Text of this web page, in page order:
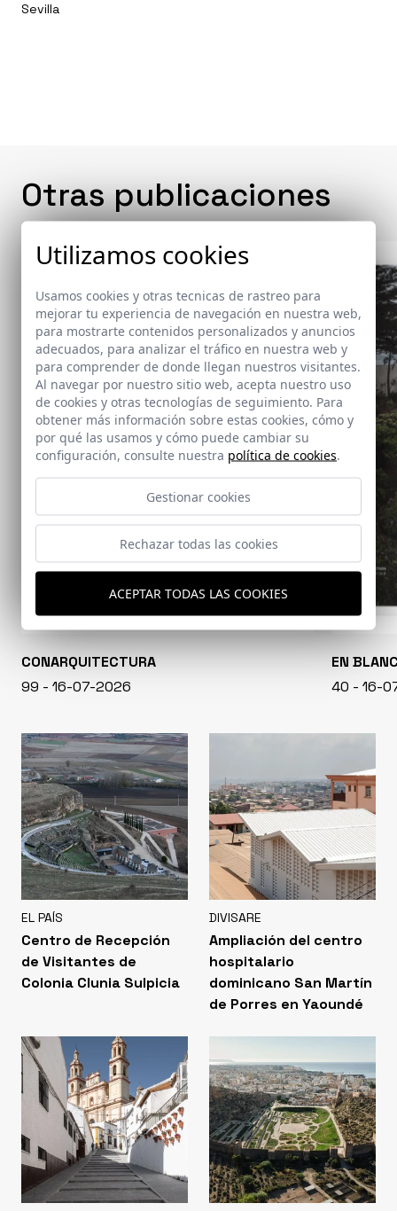
Sevilla
Otras publicaciones
CONARQUITECTURA
99 - 16-07-2026
EN
40 - 16-
EL PAÍS
Centro de Recepción
de Visitantes de
Colonia Clunia Sulpicia
DIVISARE
Ampliación del centro
hospitalario
dominicano San Martín
de Porres en Yaoundé
Utilizamos cookies
Usamos cookies y otras tecnicas de rastreo para
mejorar tu experiencia de navegación en nuestra web,
para mostrarte contenidos personalizados y anuncios
adecuados, para analizar el tráfico en nuestra web y
para comprender de donde llegan nuestros visitantes.
Al navegar por nuestro sitio web, acepta nuestro uso
de cookies y otras tecnologías de seguimiento. Para
obtener más información sobre estas cookies, cómo y
por qué las usamos y cómo puede cambiar su
configuración, consulte nuestra política de cookies.
Gestionar cookies
Rechazar todas las cookies
ACEPTAR TODAS LAS COOKIES